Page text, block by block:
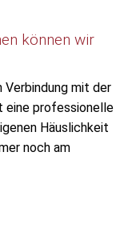
können wir
mit der
eine professionelle
Häuslichkeit
noch am